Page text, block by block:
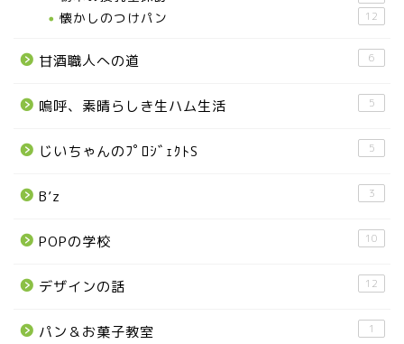
懐かしのつけパン 12
甘酒職人への道 6
嗚呼、素晴らしき生ハム生活 5
じいちゃんのﾌﾟﾛｼﾞｪｸﾄS 5
B’z 3
POPの学校 10
デザインの話 12
パン＆お菓子教室 1